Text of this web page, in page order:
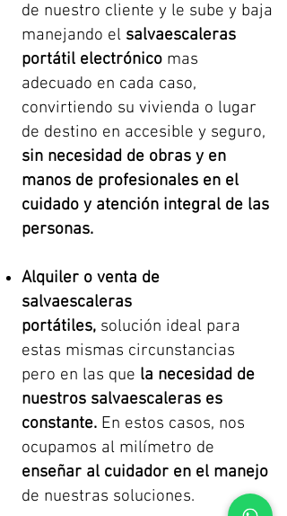
de nuestro cliente y le sube y baja
manejando el salvaescaleras
portátil electrónico mas
adecuado en cada caso,
convirtiendo su vivienda o lugar
de destino en accesible y seguro,
sin necesidad de obras y en
manos de profesionales en el
cuidado y atención integral de las
personas.
Alquiler o venta de
salvaescaleras
portátiles, solución ideal para
estas mismas circunstancias
pero en las que la necesidad de
nuestros salvaescaleras es
constante. En estos casos, nos
ocupamos al milímetro de
enseñar al cuidador en el manejo
de nuestras soluciones.